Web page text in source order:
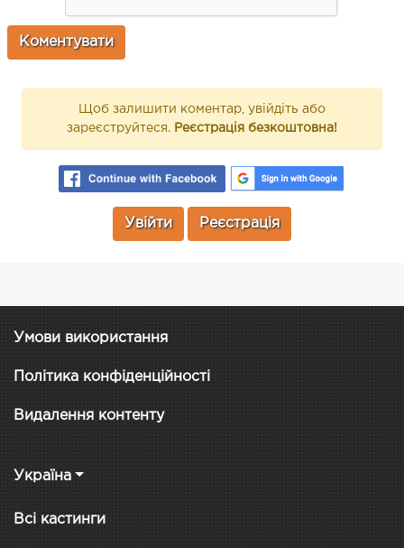
Щоб залишити коментар, увійдіть або
зареєструйтеся. Реєстрація безкоштовна!
Увійти Реєстрація
Умови використання
Політика конфіденційності
Видалення контенту
Україна
Всі кастинги